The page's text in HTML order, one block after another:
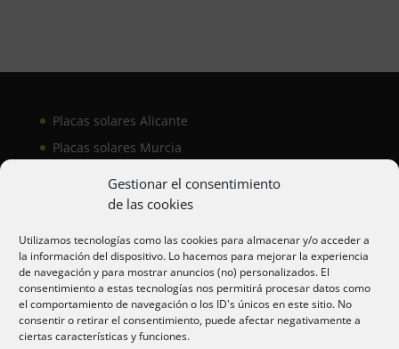
Gestionar el consentimiento
de las cookies
Utilizamos tecnologías como las cookies para almacenar y/o acceder a
la información del dispositivo. Lo hacemos para mejorar la experiencia
de navegación y para mostrar anuncios (no) personalizados. El
consentimiento a estas tecnologías nos permitirá procesar datos como
el comportamiento de navegación o los ID's únicos en este sitio. No
consentir o retirar el consentimiento, puede afectar negativamente a
ciertas características y funciones.
Placas solares Alicante
Placas solares Murcia
Aire acondicionado Alicante
Aire acondicionador Murcia
Aire acondicionado San Juan